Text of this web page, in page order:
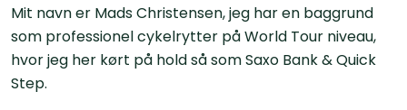
Mit navn er Mads Christensen, jeg har en baggrund
som professionel cykelrytter på World Tour niveau,
hvor jeg her kørt på hold så som Saxo Bank & Quick
Step.